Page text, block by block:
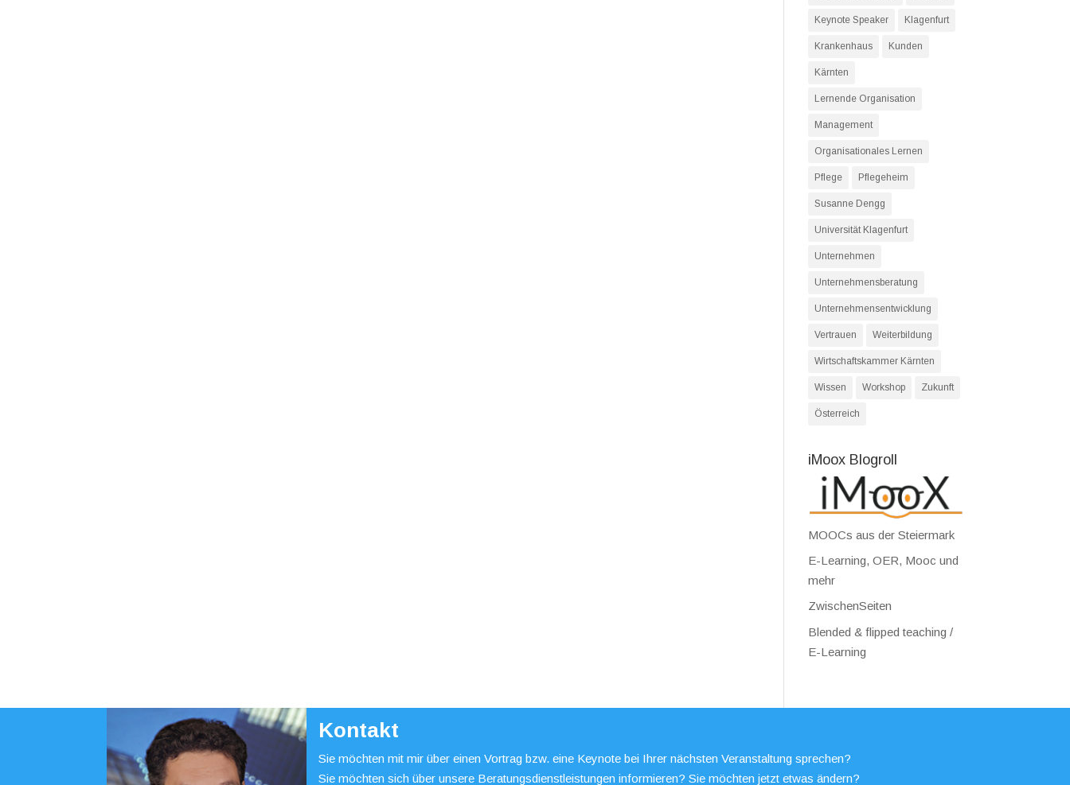
Keynote Speaker Klagenfurt
Krankenhaus Kunden
Kärnten
Lernende Organisation
Management
Organisationales Lernen
Pflege Pflegeheim
Susanne Dengg
Universität Klagenfurt
Unternehmen
Unternehmensberatung
Unternehmensentwicklung
Vertrauen Weiterbildung
Wirtschaftskammer Kärnten
Wissen Workshop Zukunft
Österreich
iMoox Blogroll
MOOCs aus der Steiermark
E-Learning, OER, Mooc und
mehr
ZwischenSeiten
Blended & flipped teaching /
E-Learning
Kontakt
Sie möchten mit mir über einen Vortrag bzw. eine Keynote bei Ihrer nächsten Veranstaltung sprechen?
Sie möchten sich über unsere Beratungsdienstleistungen informieren? Sie möchten jetzt etwas ändern?